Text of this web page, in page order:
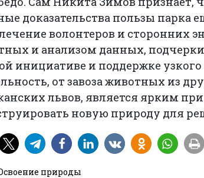
доказательства пользы парка
волонтеров и сторонних
и анализом данных,
инициативе и поддержке узкого
от завоза животных из
львов, является ярким
новую природу для
природы